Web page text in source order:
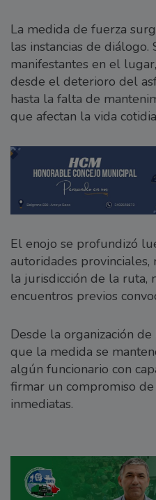
La medida de fuerza
las instancias de
manifestantes en el
desde el deterioro del
hasta la falta de
que afectan la vida
El enojo se profundizó
autoridades
la jurisdicción de la ruta,
encuentros previos
Desde la organización
que la medida se
algún funcionario con
firmar un compromiso
inmediatas.